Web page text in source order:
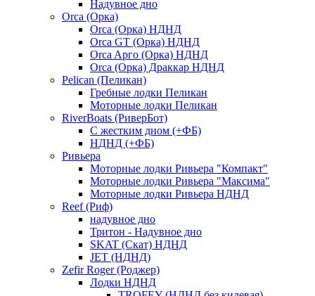
Надувное дно
Orca (Орка)
Orca (Орка) НДНД
Orca GT (Орка) НДНД
Orca Aрго (Орка) НДНД
Orca (Орка) Драккар НДНД
Pelican (Пеликан)
Гребные лодки Пеликан
Моторные лодки Пеликан
RiverBoats (РиверБот)
С жестким дном (+ФБ)
НДНД (+ФБ)
Ривьера
Моторные лодки Ривьера "Компакт"
Моторные лодки Ривьера "Максима"
Моторные лодки Ривьера НДНД
Reef (Риф)
надувное дно
Тритон - Надувное дно
SKAT (Скат) НДНД
JET (НДНД)
Zefir Roger (Роджер)
Лодки НДНД